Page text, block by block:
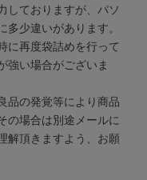
しておりますが、パソ
少違いがあります。
に再度袋詰めを行って
強い場合がございま
品の発覚等により商品
の場合は別途メールに
解頂きますよう、お願